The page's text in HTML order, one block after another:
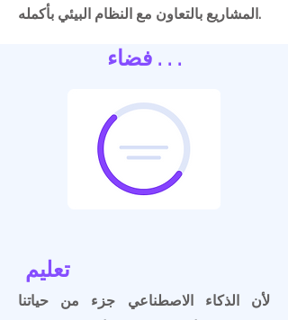
المشاريع بالتعاون مع النظام البيئي بأكمله.
فضاء . . .
تعليم
لأن الذكاء الاصطناعي جزء من حياتنا